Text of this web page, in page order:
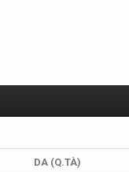
DA (Q.TÀ)